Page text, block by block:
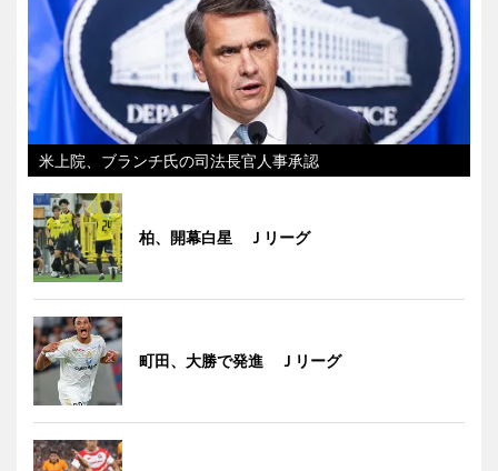
米上院、ブランチ氏の司法長官人事承認
柏、開幕白星 Ｊリーグ
町田、大勝で発進 Ｊリーグ